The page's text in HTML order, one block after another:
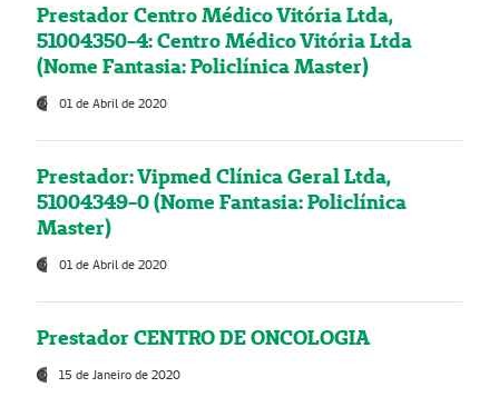
Prestador Centro Médico Vitória Ltda,
51004350-4: Centro Médico Vitória Ltda
(Nome Fantasia: Policlínica Master)
01 de Abril de 2020
Prestador: Vipmed Clínica Geral Ltda,
51004349-0 (Nome Fantasia: Policlínica
Master)
01 de Abril de 2020
Prestador CENTRO DE ONCOLOGIA
15 de Janeiro de 2020